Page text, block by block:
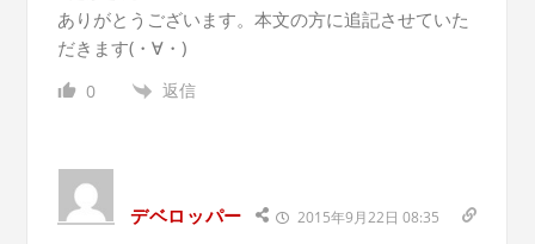
ありがとうございます。本文の方に追記させていた
だきます(・∀・)
0 返信
デベロッパー 2015年9月22日 08:35